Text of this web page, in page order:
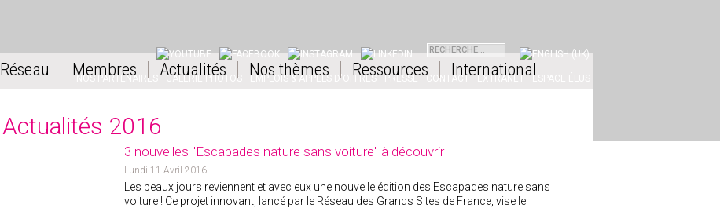
NOS PARTENAIRES GALERIE PHOTOS EMPLOIS & APPELS D'OFFRES PRESSE CONTACT EXTRANET ESPACE ÉLUS
Réseau Membres Actualités Nos thèmes Ressources International
Actualités 2016
3 nouvelles "Escapades nature sans voiture" à découvrir
Lundi 11 Avril 2016
Les beaux jours reviennent et avec eux une nouvelle édition des Escapades nature sans
voiture ! Ce projet innovant, lancé par le Réseau des Grands Sites de France, vise le